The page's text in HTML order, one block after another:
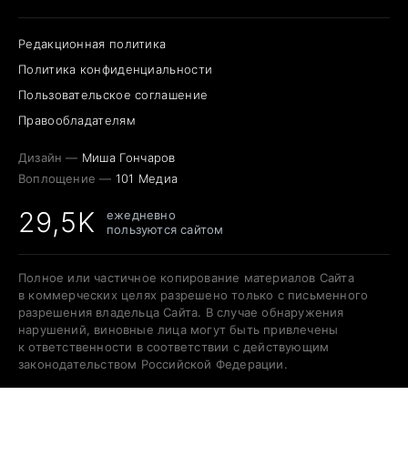
Редакционная политика
Политика конфиденциальности
Пользовательское соглашение
Правообладателям
Дизайн — Миша Гончаров
Воплощение — 101 Медиа
29,5K
ежедневно
пользуются сайтом
Полное или частичное копирование материалов Сайта
в коммерческих целях разрешено только с письменного
разрешения владельца Сайта. В случае обнаружения
нарушений, виновные лица могут быть привлечены
к ответственности в соответствии с действующим
законодательством Российской Федерации.